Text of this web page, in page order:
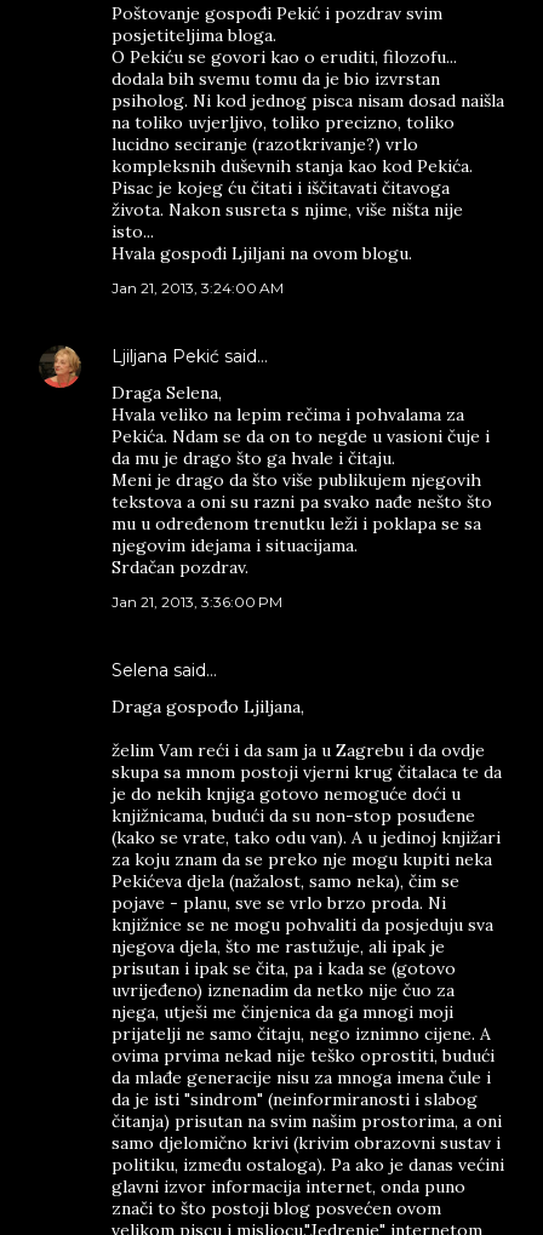
Poštovanje gospođi Pekić i pozdrav svim
posjetiteljima bloga.
O Pekiću se govori kao o eruditi, filozofu...
dodala bih svemu tomu da je bio izvrstan
psiholog. Ni kod jednog pisca nisam dosad naišla
na toliko uvjerljivo, toliko precizno, toliko
lucidno seciranje (razotkrivanje?) vrlo
kompleksnih duševnih stanja kao kod Pekića.
Pisac je kojeg ću čitati i iščitavati čitavoga
života. Nakon susreta s njime, više ništa nije
isto...
Hvala gospođi Ljiljani na ovom blogu.
Jan 21, 2013, 3:24:00 AM
Ljiljana Pekić said…
Draga Selena,
Hvala veliko na lepim rečima i pohvalama za
Pekića. Ndam se da on to negde u vasioni čuje i
da mu je drago što ga hvale i čitaju.
Meni je drago da što više publikujem njegovih
tekstova a oni su razni pa svako nađe nešto što
mu u određenom trenutku leži i poklapa se sa
njegovim idejama i situacijama.
Srdačan pozdrav.
Jan 21, 2013, 3:36:00 PM
Selena said…
Draga gospođo Ljiljana,
želim Vam reći i da sam ja u Zagrebu i da ovdje
skupa sa mnom postoji vjerni krug čitalaca te da
je do nekih knjiga gotovo nemoguće doći u
knjižnicama, budući da su non-stop posuđene
(kako se vrate, tako odu van). A u jedinoj knjižari
za koju znam da se preko nje mogu kupiti neka
Pekićeva djela (nažalost, samo neka), čim se
pojave - planu, sve se vrlo brzo proda. Ni
knjižnice se ne mogu pohvaliti da posjeduju sva
njegova djela, što me rastužuje, ali ipak je
prisutan i ipak se čita, pa i kada se (gotovo
uvrijeđeno) iznenadim da netko nije čuo za
njega, utješi me činjenica da ga mnogi moji
prijatelji ne samo čitaju, nego iznimno cijene. A
ovima prvima nekad nije teško oprostiti, budući
da mlađe generacije nisu za mnoga imena čule i
da je isti "sindrom" (neinformiranosti i slabog
čitanja) prisutan na svim našim prostorima, a oni
samo djelomično krivi (krivim obrazovni sustav i
politiku, između ostaloga). Pa ako je danas većini
glavni izvor informacija internet, onda puno
znači to što postoji blog posvećen ovom
velikom piscu i misliocu."Jedrenje" internetom